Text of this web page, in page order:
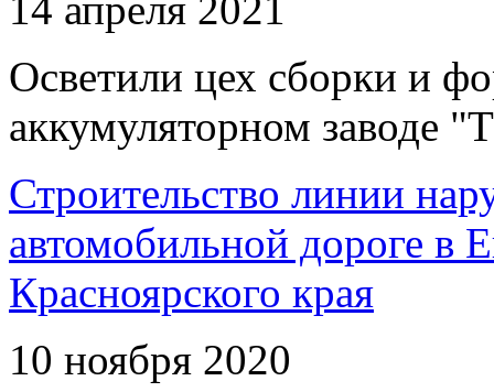
Осветили цех сборки и
аккумуляторном заводе
Строительство линии
автомобильной дороге в
Красноярского края
10 ноября 2020